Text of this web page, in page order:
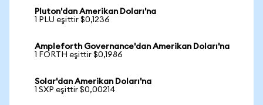
Pluton'dan Amerikan Doları'na
1 PLU eşittir $0,1236
Ampleforth Governance'dan Amerikan Doları'na
1 FORTH eşittir $0,1986
Solar'dan Amerikan Doları'na
1 SXP eşittir $0,00214